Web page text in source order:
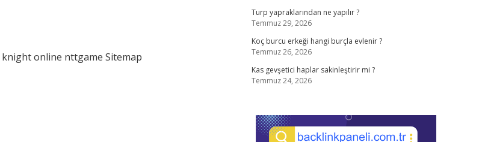
knight online nttgame Sitemap
Turp yapraklarından ne yapılır ?
Temmuz 29, 2026
Koç burcu erkeği hangi burçla evlenir ?
Temmuz 26, 2026
Kas gevşetici haplar sakinleştirir mi ?
Temmuz 24, 2026